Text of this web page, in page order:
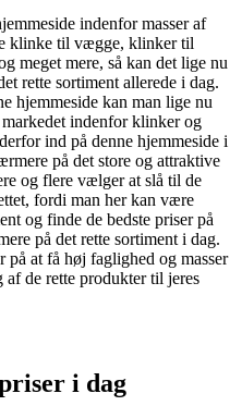
indenfor masser af
klinke til vægge, klinker til
meget mere, så kan det lige nu
rette sortiment allerede i dag.
hjemmeside kan man lige nu
indenfor klinker og
ind på denne hjemmeside i
på det store og attraktive
og flere vælger at slå til de
fordi man her kan være
og finde de bedste priser på
på det rette sortiment i dag.
at få høj faglighed og masser
de rette produkter til jeres
i dag